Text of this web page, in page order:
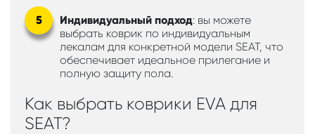
Индивидуальный подход: вы можете
выбрать коврик по индивидуальным
лекалам для конкретной модели SEAT, что
обеспечивает идеальное прилегание и
полную защиту пола.
Как выбрать коврики EVA для
SEAT?